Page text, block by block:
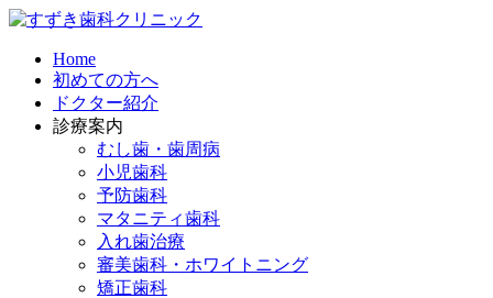
Home
初めての方へ
ドクター紹介
診療案内
むし歯・歯周病
小児歯科
予防歯科
マタニティ歯科​
入れ歯治療​
審美歯科・ホワイトニング​
矯正歯科​